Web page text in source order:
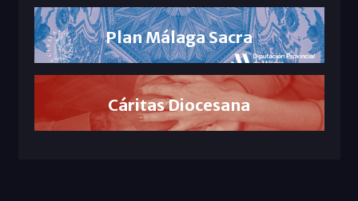
Plan Málaga Sacra
Cáritas Diocesana